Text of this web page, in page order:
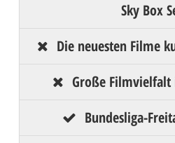
Sky Box
Die neuesten Filme
Große Filmvielfalt
Bundesliga-